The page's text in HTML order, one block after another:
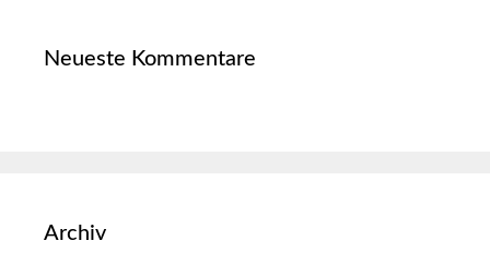
Neueste Kommentare
Archiv